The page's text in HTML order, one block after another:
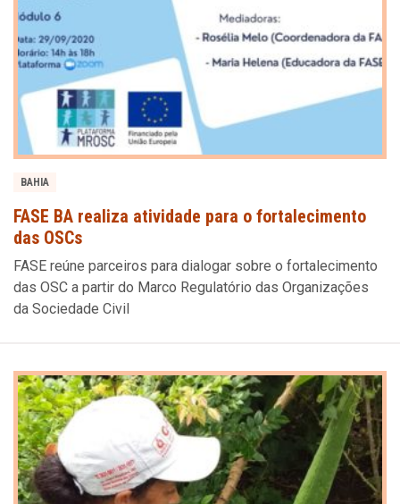
BAHIA
FASE BA realiza atividade para o fortalecimento
das OSCs
FASE reúne parceiros para dialogar sobre o fortalecimento
das OSC a partir do Marco Regulatório das Organizações
da Sociedade Civil